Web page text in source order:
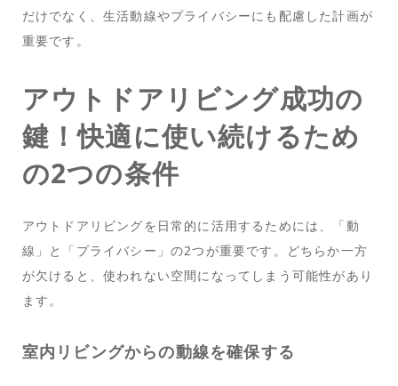
だけでなく、生活動線やプライバシーにも配慮した計画が
重要です。
アウトドアリビング成功の
鍵！快適に使い続けるため
の2つの条件
アウトドアリビングを日常的に活用するためには、「動
線」と「プライバシー」の2つが重要です。どちらか一方
が欠けると、使われない空間になってしまう可能性があり
ます。
室内リビングからの動線を確保する